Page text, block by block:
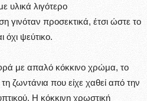
υλικά λιγότερο
γινόταν προσεκτικά, έτσι ώστε το
όχι ψεύτικο.
με απαλό κόκκινο χρώμα, το
ζωντάνια που είχε χαθεί από την
Η κόκκινη χρωστική